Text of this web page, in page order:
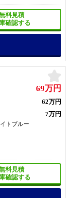
料見積
確認する
69万円
62万円
7万円
トブルー
料見積
確認する